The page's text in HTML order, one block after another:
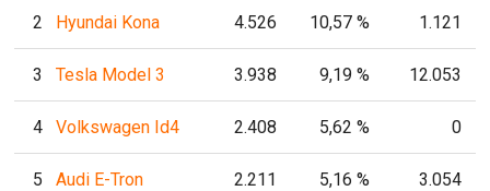
2 Hyundai Kona 4.526 10,57 % 1.121
3 Tesla Model 3 3.938 9,19 % 12.053
4 Volkswagen Id4 2.408 5,62 % 0
5 Audi E-Tron 2.211 5,16 % 3.054